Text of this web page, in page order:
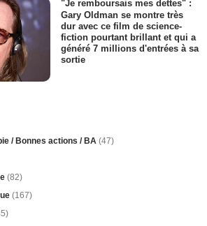
"Je remboursais mes dettes" :
Gary Oldman se montre très
dur avec ce film de science-
fiction pourtant brillant et qui a
généré 7 millions d'entrées à sa
sortie
/ Bonnes actions / BA (47)
(82)
(167)